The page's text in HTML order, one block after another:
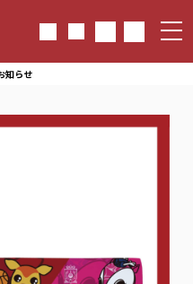
知らせ